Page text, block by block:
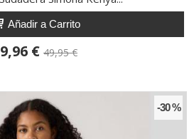
Añadir a Carrito
€ 49,95 €
-30 %